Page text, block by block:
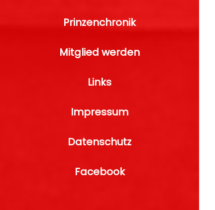
Prinzenchronik
Mitglied werden
Links
Impressum
Datenschutz
Facebook